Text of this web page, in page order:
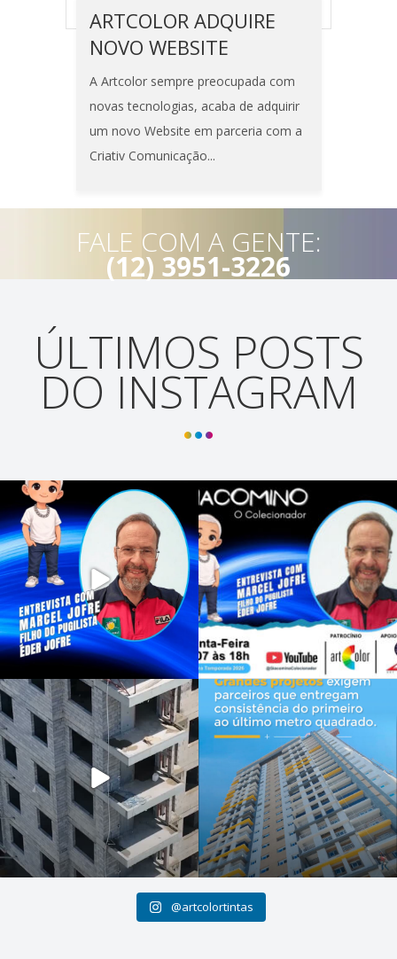
ARTCOLOR ADQUIRE
NOVO WEBSITE
A Artcolor sempre preocupada com
novas tecnologias, acaba de adquirir
um novo Website em parceria com a
Criativ Comunicação...
FALE COM A GENTE:
(12) 3951-3226
ÚLTIMOS POSTS
DO INSTAGRAM
@artcolortintas